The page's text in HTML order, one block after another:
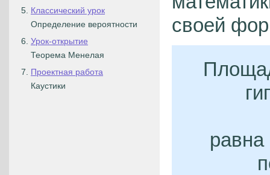
5. Классический урок
Определение вероятности
6. Урок-открытие
Теорема Менелая
7. Проектная работа
Каустики
своей